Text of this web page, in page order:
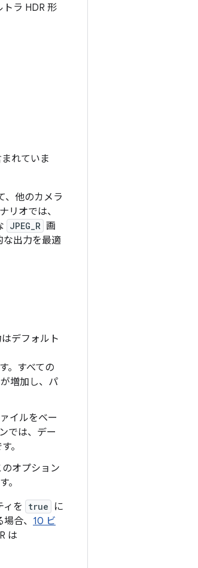
ラ HDR 形
れていま
、他のカメラ
リオでは、
JPEG_R 画
な出力を最適
デフォルト
。すべての
増加し、パ
イルをベー
では、デー
。
オプション
。
ィを true
に
合、 10 ビ
は